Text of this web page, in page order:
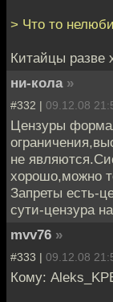
> Что то
Китайцы разве
ни-кола »
#332 | 09.12.08
Цензуры
не
хорошо,можно
Запреты есть-
сути-цензура
mvv76 »
#333 | 09.12.08
Кому: